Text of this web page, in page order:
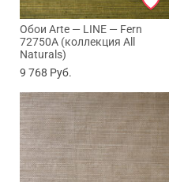
Обои Arte — LINE — Fern
72750A (коллекция All
Naturals)
9 768 Руб.